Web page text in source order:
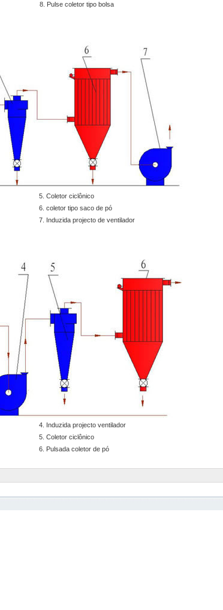
8. Pulse coletor tipo bolsa
5. Coletor ciclônico
6. coletor tipo saco de pó
7. Induzida projecto de ventilador
4. Induzida projecto ventilador
5. Coletor ciclônico
6. Pulsada coletor de pó